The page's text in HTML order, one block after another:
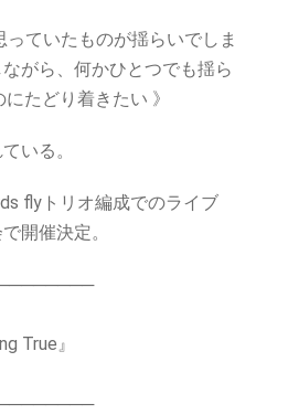
っていたものが揺らいでしま
がら、何かひとつでも揺ら
たどり着きたい 》
いる。
flyトリオ編成でのライブ
開催決定。
True』